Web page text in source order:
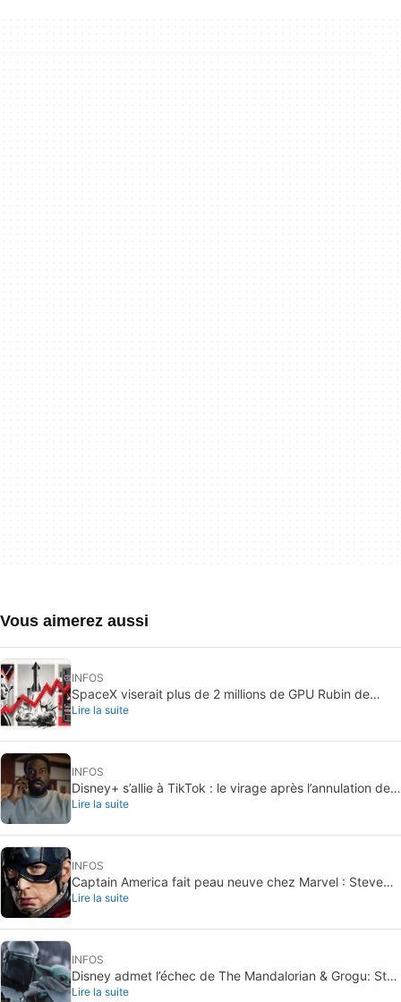
Vous aimerez aussi
INFOS
SpaceX viserait plus de 2 millions de GPU Rubin de
Nvidia : une échelle inédite
Lire la suite
INFOS
Disney+ s’allie à TikTok : le virage après l’annulation de
Wonder Man
Lire la suite
INFOS
Captain America fait peau neuve chez Marvel : Steve
Rogers ne change pas de nom
Lire la suite
INFOS
Disney admet l’échec de The Mandalorian & Grogu: Star
Wars cale au box-office
Lire la suite